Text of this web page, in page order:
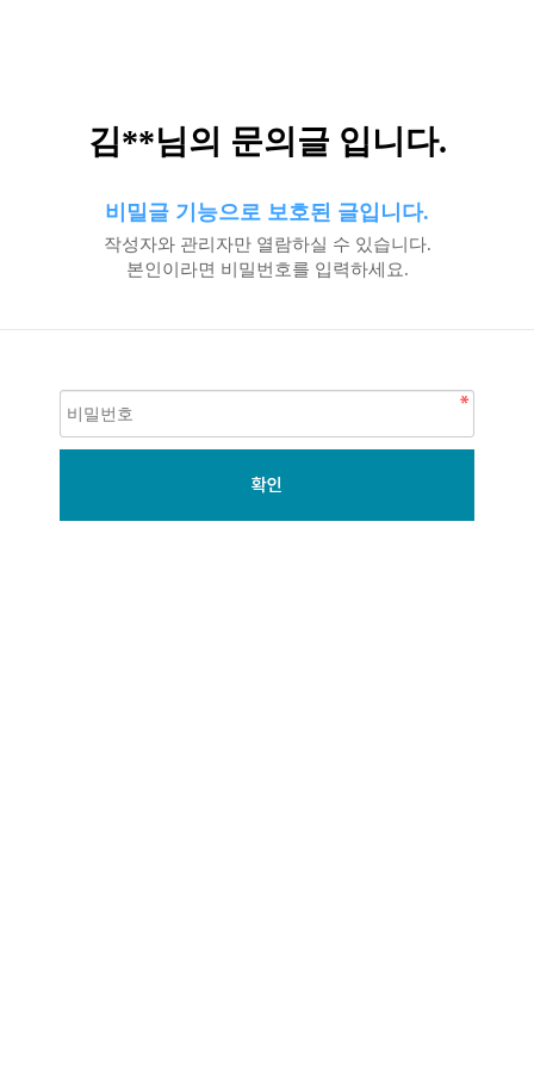
김**님의 문의글 입니다.
비밀글 기능으로 보호된 글입니다.
작성자와 관리자만 열람하실 수 있습니다.
본인이라면 비밀번호를 입력하세요.